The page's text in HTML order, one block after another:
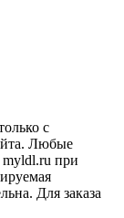
с
Любые
myldl.ru при
Для заказа